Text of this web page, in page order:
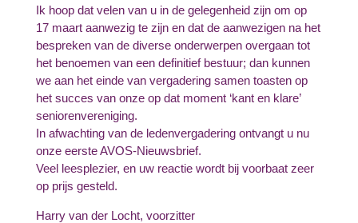
Ik hoop dat velen van u in de gelegenheid zijn om op
17 maart aanwezig te zijn en dat de aanwezigen na het
bespreken van de diverse onderwerpen overgaan tot
het benoemen van een definitief bestuur; dan kunnen
we aan het einde van vergadering samen toasten op
het succes van onze op dat moment ‘kant en klare’
seniorenvereniging.
In afwachting van de ledenvergadering ontvangt u nu
onze eerste AVOS-Nieuwsbrief.
Veel leesplezier, en uw reactie wordt bij voorbaat zeer
op prijs gesteld.
Harry van der Locht, voorzitter